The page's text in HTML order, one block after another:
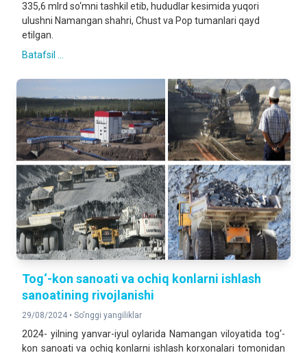
335,6 mlrd so‘mni tashkil etib, hududlar kesimida yuqori
ulushni Namangan shahri, Chust va Pop tumanlari qayd
etilgan.
Batafsil ...
Tog‘-kon sanoati va ochiq konlarni ishlash
sanoatining rivojlanishi
29/08/2024 • So'nggi yangiliklar
2024- yilning yanvar-iyul oylarida Namangan viloyatida tog‘-
kon sanoati va ochiq konlarni ishlash korxonalari tomonidan